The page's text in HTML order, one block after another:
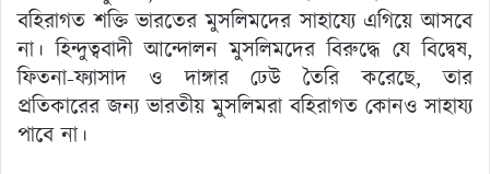
বহিরাগত শক্তি ভারতের মুসলিমদের সাহায্যে এগিয়ে আসবে
না। হিন্দুত্ববাদী আন্দোলন মুসলিমদের বিরুদ্ধে যে বিদ্বেষ,
ফিতনা-ফ্যাসাদ ও দাঙ্গার ঢেউ তৈরি করেছে, তার
প্রতিকারের জন্য ভারতীয় মুসলিমরা বহিরাগত কোনও সাহায্য
পাবে না।